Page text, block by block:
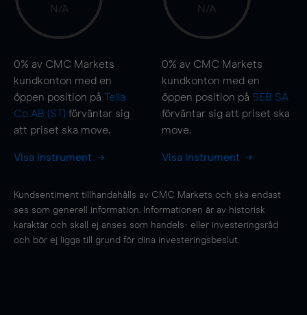
N/A
0% av CMC Markets
kundkonton med en
öppen position på Telia
Co AB (ST) förväntar sig
att priset ska move.
Visa instrument
N/A
0% av CMC Markets
kundkonton med en
öppen position på SEB SA
förväntar sig att priset ska
move.
Visa instrument
Kundsentiment tillhandahålls av CMC Markets och ska endast
ses som generell information. Informationen är av historisk
karaktär och skall ej anses som handels- eller investeringsråd
och bör ej ligga till grund för dina investeringsbeslut.